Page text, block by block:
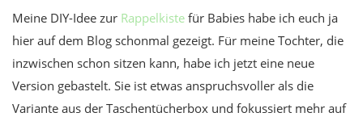
Meine DIY-Idee zur Rappelkiste für Babies habe ich euch ja
hier auf dem Blog schonmal gezeigt. Für meine Tochter, die
inzwischen schon sitzen kann, habe ich jetzt eine neue
Version gebastelt. Sie ist etwas anspruchsvoller als die
Variante aus der Taschentücherbox und fokussiert mehr auf